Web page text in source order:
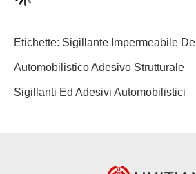
Etichette: Sigillante Impermeabile
Automobilistico Adesivo Strutturale
Sigillanti Ed Adesivi Automobilistici